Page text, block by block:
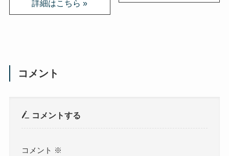
コメント
コメントする
コメント ※